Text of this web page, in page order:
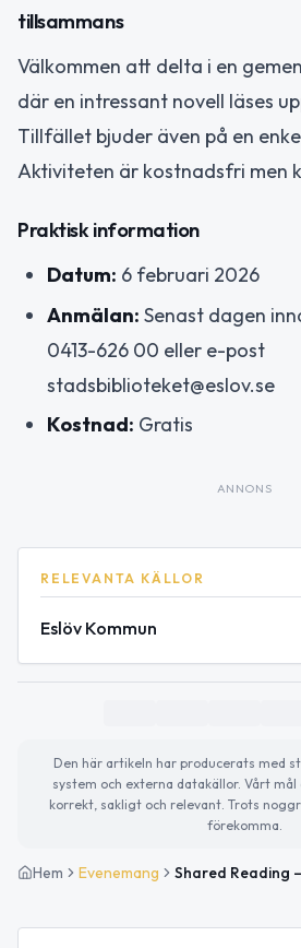
tillsammans
Välkommen att delta i en
där en intressant novell läses
Tillfället bjuder även på en
Aktiviteten är kostnadsfri men
Praktisk information
Datum: 6 februari 2026
Anmälan: Senast dagen
0413-626 00 eller e-post
stadsbiblioteket@eslov.se
Kostnad: Gratis
ANNONS
RELEVANTA KÄLLOR
Eslöv Kommun
Den här artikeln har producerats med
system och externa datakällor. Vårt
korrekt, sakligt och relevant. Trots
förekomma.
Hem Evenemang